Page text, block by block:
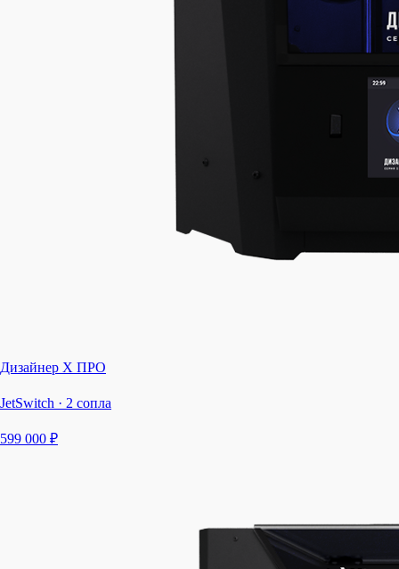
Дизайнер Х ПРО
JetSwitch · 2 сопла
599 000 ₽